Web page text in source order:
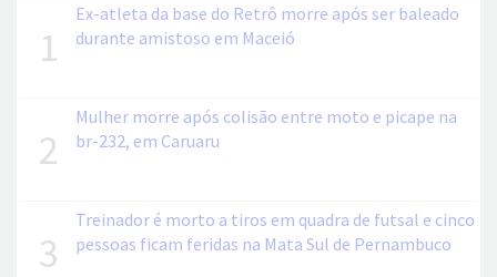
1
Ex-atleta da base do Retrô morre após ser baleado
durante amistoso em Maceió
2
Mulher morre após colisão entre moto e picape na
br-232, em Caruaru
3
Treinador é morto a tiros em quadra de futsal e cinco
pessoas ficam feridas na Mata Sul de Pernambuco